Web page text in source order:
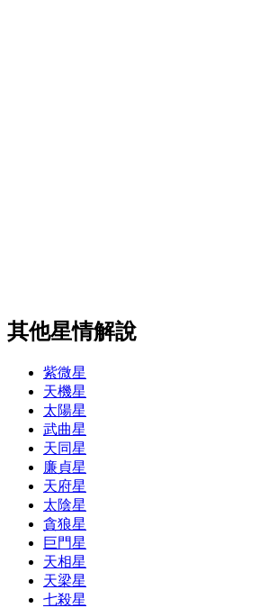
其他星情解說
紫微星
天機星
太陽星
武曲星
天同星
廉貞星
天府星
太陰星
貪狼星
巨門星
天相星
天梁星
七殺星